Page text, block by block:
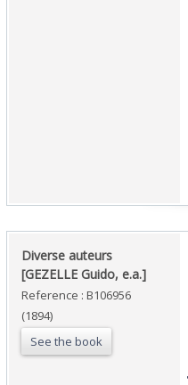
‎Diverse auteurs
[GEZELLE Guido, e.a.]‎
Reference : B106956
(1894)
See the book